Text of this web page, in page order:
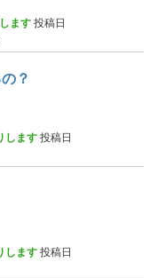
ます 投稿日
？
します 投稿日
します 投稿日